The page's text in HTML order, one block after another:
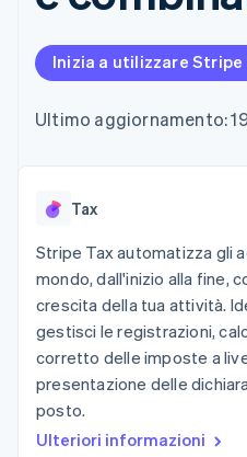
utente
pagamento
Accesso a
oltre 125
Pagamenti di
Authorization
Accettazione
Link
Pagamento
accelerato
Financial
Connections
Conti finanziari
collegati
Gestione
SaaS
Ospitalità,
tempo
Media e
profit
Servizi
Commercio
Gestire gli
Offrire
all'utilizzo
garantite
gestisci i
Risorse
Esempi di
Blog per
Stato
Conferenza
Sessions
Sala stampa
Stripe
Contattaci
Diventa
Inizia a utilizzare Stripe
Ultimo aggiornamento:
Tax
Stripe Tax automatizza gli
mondo, dall'inizio alla fine,
crescita della tua attività.
gestisci le registrazioni,
corretto delle imposte a
presentazione delle
posto.
Ulteriori informazioni